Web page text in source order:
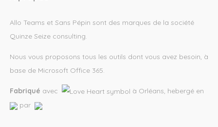
Allo Teams et Sans Pépin sont des marques de la société
Quinze Seize consulting.
Nous vous proposons tous les outils dont vous avez besoin, à
base de Microsoft Office 365.
Fabriqué avec
à Orléans, hebergé en
par